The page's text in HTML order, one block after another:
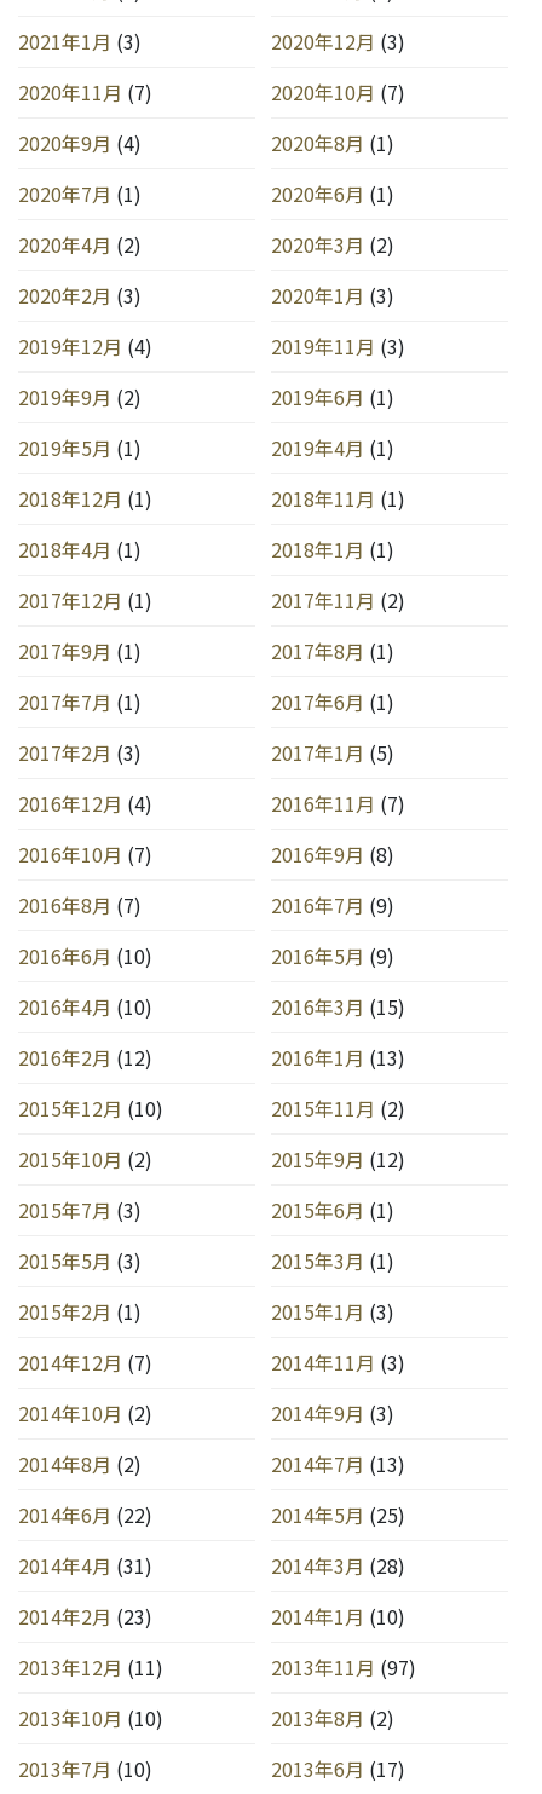
2021年1月 (3) 2020年12月 (3)
2020年11月 (7) 2020年10月 (7)
2020年9月 (4) 2020年8月 (1)
2020年7月 (1) 2020年6月 (1)
2020年4月 (2) 2020年3月 (2)
2020年2月 (3) 2020年1月 (3)
2019年12月 (4) 2019年11月 (3)
2019年9月 (2) 2019年6月 (1)
2019年5月 (1) 2019年4月 (1)
2018年12月 (1) 2018年11月 (1)
2018年4月 (1) 2018年1月 (1)
2017年12月 (1) 2017年11月 (2)
2017年9月 (1) 2017年8月 (1)
2017年7月 (1) 2017年6月 (1)
2017年2月 (3) 2017年1月 (5)
2016年12月 (4) 2016年11月 (7)
2016年10月 (7) 2016年9月 (8)
2016年8月 (7) 2016年7月 (9)
2016年6月 (10) 2016年5月 (9)
2016年4月 (10) 2016年3月 (15)
2016年2月 (12) 2016年1月 (13)
2015年12月 (10) 2015年11月 (2)
2015年10月 (2) 2015年9月 (12)
2015年7月 (3) 2015年6月 (1)
2015年5月 (3) 2015年3月 (1)
2015年2月 (1) 2015年1月 (3)
2014年12月 (7) 2014年11月 (3)
2014年10月 (2) 2014年9月 (3)
2014年8月 (2) 2014年7月 (13)
2014年6月 (22) 2014年5月 (25)
2014年4月 (31) 2014年3月 (28)
2014年2月 (23) 2014年1月 (10)
2013年12月 (11) 2013年11月 (97)
2013年10月 (10) 2013年8月 (2)
2013年7月 (10) 2013年6月 (17)